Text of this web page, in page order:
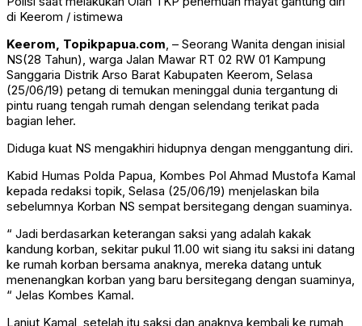
di Keerom / istimewa
Keerom, Topikpapua.com, – Seorang Wanita dengan inisial
NS(28 Tahun), warga Jalan Mawar RT 02 RW 01 Kampung
Sanggaria Distrik Arso Barat Kabupaten Keerom, Selasa
(25/06/19) petang di temukan meninggal dunia tergantung di
pintu ruang tengah rumah dengan selendang terikat pada
bagian leher.
Diduga kuat NS mengakhiri hidupnya dengan menggantung diri.
Kabid Humas Polda Papua, Kombes Pol Ahmad Mustofa Kamal
kepada redaksi topik, Selasa (25/06/19) menjelaskan bila
sebelumnya Korban NS sempat bersitegang dengan suaminya.
“ Jadi berdasarkan keterangan saksi yang adalah kakak
kandung korban, sekitar pukul 11.00 wit siang itu saksi ini datang
ke rumah korban bersama anaknya, mereka datang untuk
menenangkan korban yang baru bersitegang dengan suaminya,
“ Jelas Kombes Kamal.
Lanjut Kamal, setelah itu saksi dan anaknya kembali ke rumah